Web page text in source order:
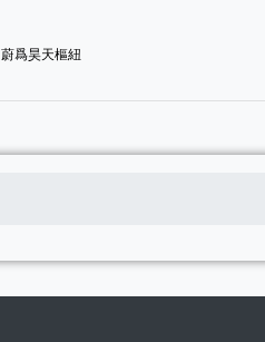
蔚爲昊天樞紐